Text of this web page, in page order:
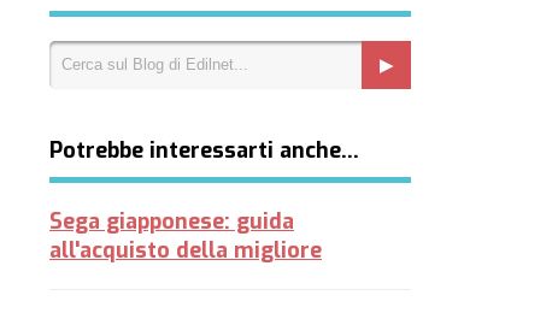
Potrebbe interessarti anche…
Sega giapponese: guida
all'acquisto della migliore